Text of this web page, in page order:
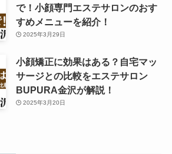
で！小顔専門エステサロンのおす
すめメニューを紹介！
2025年3月29日
小顔矯正に効果はある？自宅マッ
サージとの比較をエステサロン
BUPURA金沢が解説！
2025年3月20日